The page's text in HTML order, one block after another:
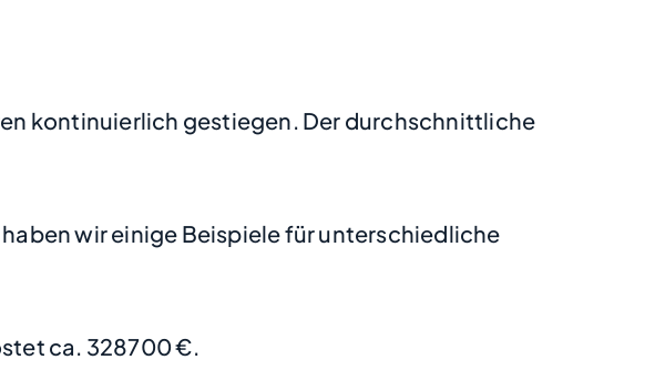
kontinuierlich gestiegen. Der durchschnittliche
wir einige Beispiele für unterschiedliche
ca. 328700 €.